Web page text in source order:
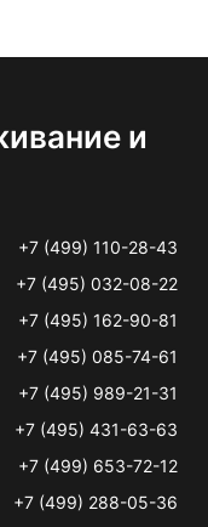
и
+7 (499) 110-28-43
+7 (495) 032-08-22
+7 (495) 162-90-81
+7 (495) 085-74-61
+7 (495) 989-21-31
+7 (495) 431-63-63
+7 (499) 653-72-12
+7 (499) 288-05-36